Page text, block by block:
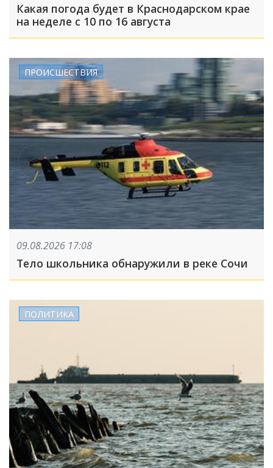
Какая погода будет в Краснодарском крае
на неделе с 10 по 16 августа
ПРОИСШЕСТВИЯ
09.08.2026 17:08
Тело школьника обнаружили в реке Сочи
ПОЛИТИКА